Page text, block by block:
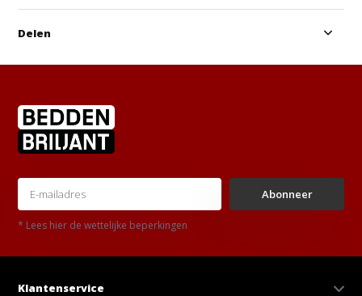
Delen
Abonneer
* Lees hier de wettelijke beperkingen
Klantenservice